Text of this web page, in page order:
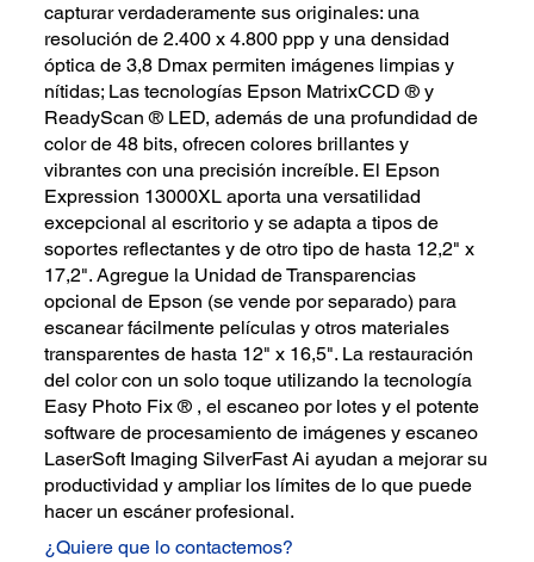
capturar verdaderamente sus originales: una
resolución de 2.400 x 4.800 ppp y una densidad
óptica de 3,8 Dmax permiten imágenes limpias y
nítidas; Las tecnologías Epson MatrixCCD ® y
ReadyScan ® LED, además de una profundidad de
color de 48 bits, ofrecen colores brillantes y
vibrantes con una precisión increíble. El Epson
Expression 13000XL aporta una versatilidad
excepcional al escritorio y se adapta a tipos de
soportes reflectantes y de otro tipo de hasta 12,2" x
17,2". Agregue la Unidad de Transparencias
opcional de Epson (se vende por separado) para
escanear fácilmente películas y otros materiales
transparentes de hasta 12" x 16,5". La restauración
del color con un solo toque utilizando la tecnología
Easy Photo Fix ® , el escaneo por lotes y el potente
software de procesamiento de imágenes y escaneo
LaserSoft Imaging SilverFast Ai ayudan a mejorar su
productividad y ampliar los límites de lo que puede
hacer un escáner profesional.
¿Quiere que lo contactemos?